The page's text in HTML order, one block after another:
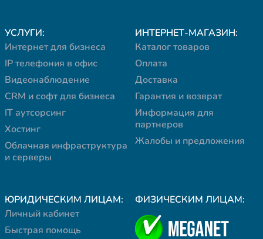
УСЛУГИ:
Интернет для бизнеса
IP телефония в офис
Видеонаблюдение
CRM и софт для бизнеса
IT аутсорсинг
Хостинг
Облачная инфраструктура
и серверы
ИНТЕРНЕТ-МАГАЗИН:
Каталог товаров
Оплата
Доставка
Гарантия и возврат
Информация для
партнеров
Жалобы и предложения
ЮРИДИЧЕСКИМ ЛИЦАМ:
Личный кабинет
Быстрая помощь
ФИЗИЧЕСКИМ ЛИЦАМ: